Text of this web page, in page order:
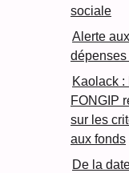
sociale
Alerte
Kaolack :
FONGIP
sur les
aux fonds
De la